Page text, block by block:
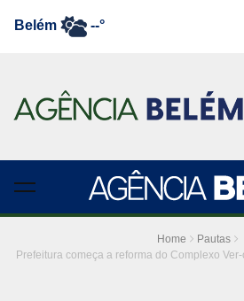
Belém --°
Home
Pautas
Prefeitura começa a reforma do Complexo